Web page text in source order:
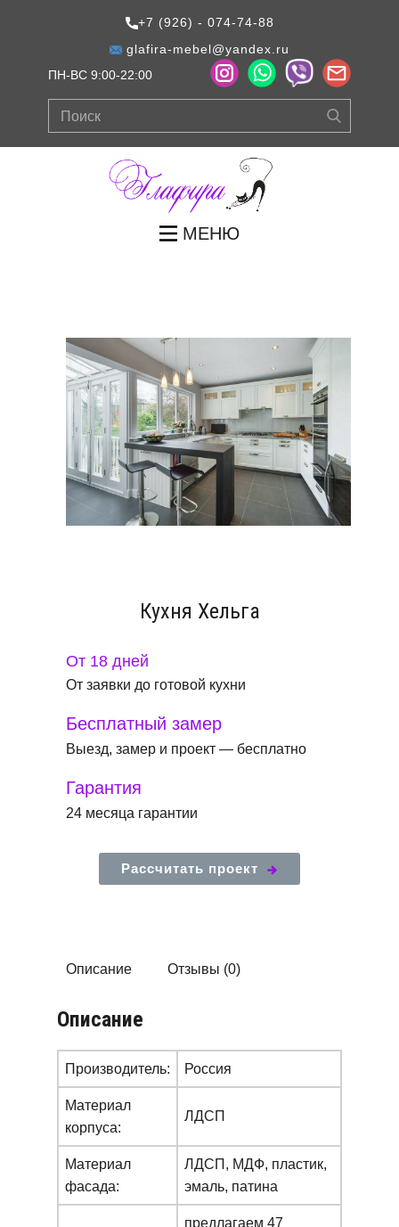
+7 (926) - 074-74-88
glafira-mebel@yandex.ru
ПН-ВС 9:00-22:00
МЕНЮ
Кухня Хельга
От 18 дней
От заявки до готовой кухни
Бесплатный замер
Выезд, замер и проект — бесплатно
Гарантия
24 месяца гарантии
Рассчитать проект
Описание Отзывы (0)
Описание
Производитель: Россия
Материал
корпуса:
ЛДСП
Материал
фасада:
ЛДСП, МДФ, пластик,
эмаль, патина
предлагаем 47